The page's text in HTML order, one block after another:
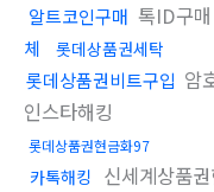
알트코인구매 톡ID구매
체
롯데상품권세탁
롯데상품권비트구입 암
인스타해킹
롯데상품권현금화97
카톡해킹 신세계상품